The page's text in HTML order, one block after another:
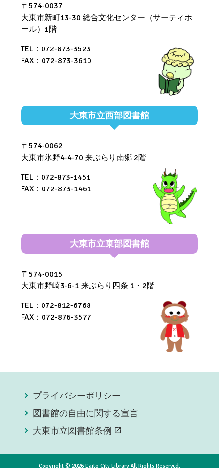
〒574-0037
大東市新町13-30 総合文化センター（サーティホ
ール）1階
TEL：072-873-3523
FAX：072-873-3610
大東市立西部図書館
〒574-0062
大東市氷野4-4-70 来ぶらり南郷 2階
TEL：072-873-1451
FAX：072-873-1461
大東市立東部図書館
〒574-0015
大東市野崎3-6-1 来ぶらり四条 1・2階
TEL：072-812-6768
FAX：072-876-3577
プライバシーポリシー
図書館の自由に関する宣言
大東市立図書館条例
open_in_new
Copyright © 2026 Daito City Library All Rights Reserved.